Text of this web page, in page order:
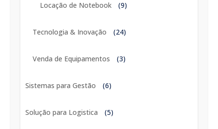
Locação de Notebook (9)
Tecnologia & Inovação (24)
Venda de Equipamentos (3)
Sistemas para Gestão (6)
Solução para Logistica (5)